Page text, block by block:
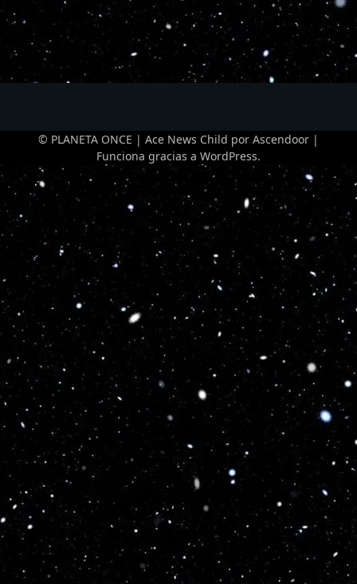
© PLANETA ONCE | Ace News Child por Ascendoor |
Funciona gracias a WordPress.
Optimized by Seraphinite Accelerator
Turns on site high speed to be attractive for people and search engines.